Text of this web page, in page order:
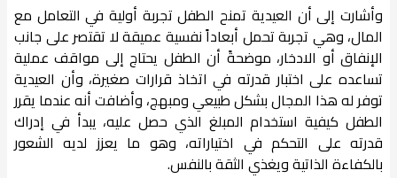
وأشارت إلى أن العيدية تمنح الطفل تجربة أولية في التعامل مع
المال، وهي تجربة تحمل أبعاداً نفسية عميقة لا تقتصر على جانب
الإنفاق أو الادخار، موضحةً أن الطفل يحتاج إلى مواقف عملية
تساعده على اختبار قدرته في اتخاذ قرارات صغيرة، وأن العيدية
توفر له هذا المجال بشكل طبيعي ومبهج، وأضافت أنه عندما يقرر
الطفل كيفية استخدام المبلغ الذي حصل عليه، يبدأ في إدراك
قدرته على التحكم في اختياراته، وهو ما يعزز لديه الشعور
بالكفاءة الذاتية ويغذي الثقة بالنفس.